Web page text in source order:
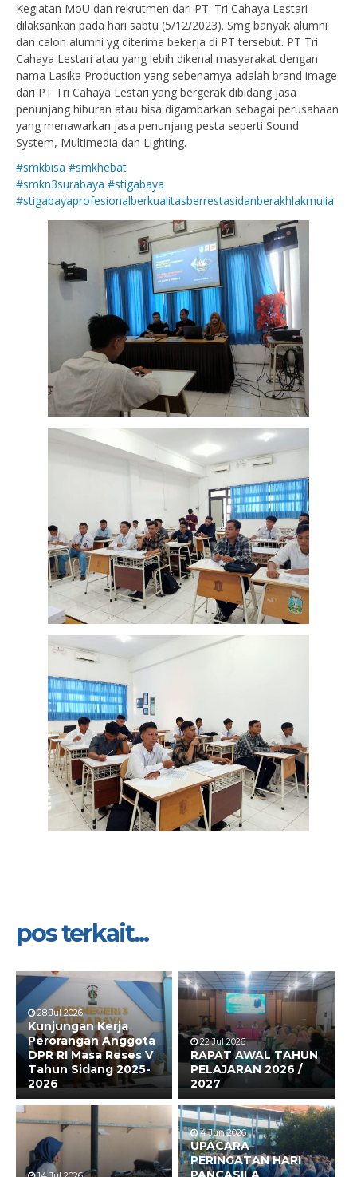
Kegiatan MoU dan rekrutmen dari PT. Tri Cahaya Lestari
dilaksankan pada hari sabtu (5/12/2023). Smg banyak alumni
dan calon alumni yg diterima bekerja di PT tersebut. PT Tri
Cahaya Lestari atau yang lebih dikenal masyarakat dengan
nama Lasika Production yang sebenarnya adalah brand image
dari PT Tri Cahaya Lestari yang bergerak dibidang jasa
penunjang hiburan atau bisa digambarkan sebagai perusahaan
yang menawarkan jasa penunjang pesta seperti Sound
System, Multimedia dan Lighting.
#smkbisa #smkhebat
#smkn3surabaya #stigabaya
#stigabayaprofesionalberkualitasberrestasidanberakhlakmulia
pos terkait...
28 Jul 2026
Kunjungan Kerja
Perorangan Anggota
DPR RI Masa Reses V
Tahun Sidang 2025-
2026
22 Jul 2026
RAPAT AWAL TAHUN
PELAJARAN 2026 /
2027
4 Jun 2026
UPACARA
PERINGATAN HARI